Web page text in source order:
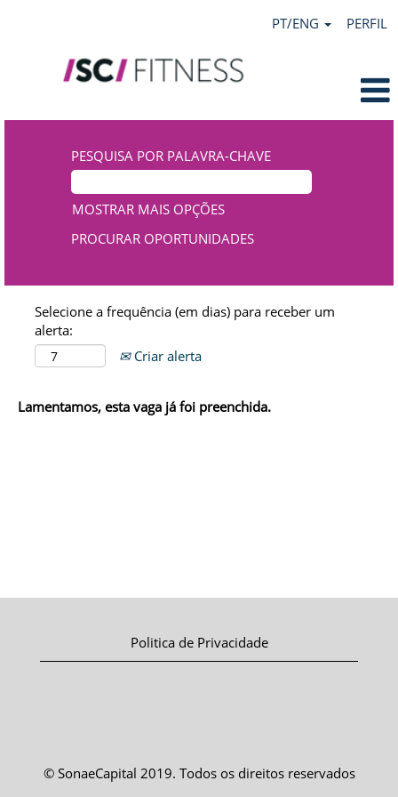
PT/ENG PERFIL
PESQUISA POR PALAVRA-CHAVE
MOSTRAR MAIS OPÇÕES
Selecione a frequência (em dias) para receber um
alerta:
Criar alerta
Lamentamos, esta vaga já foi preenchida.
Politica de Privacidade
© SonaeCapital 2019. Todos os direitos reservados